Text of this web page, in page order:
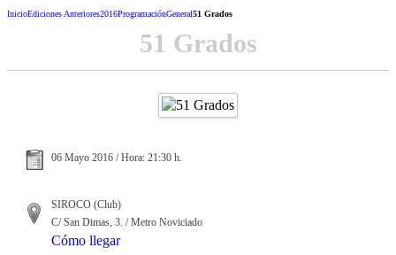
InicioEdiciones Anteriores2016ProgramaciónGeneral51 Grados
51 Grados
06 Mayo 2016 / Hora: 21:30 h.
SIROCO (Club)
C/ San Dimas, 3. / Metro Noviciado
Cómo llegar